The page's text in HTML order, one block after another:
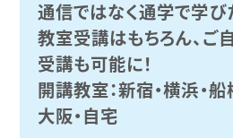
通信ではなく通学で学び
教室受講はもちろん、ご
受講も可能に！
開講教室：新宿・横浜・船
大阪・自宅